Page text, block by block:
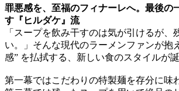
罪悪感を、至福のフィナーレへ。最後の
す『ヒルダケ』流
「スープを飲み干すのは気が引けるが、
い。」そんな現代のラーメンファンが抱
感” を払拭する、新しい食のスタイルが誕
第一幕ではこだわりの特製麺を存分に味